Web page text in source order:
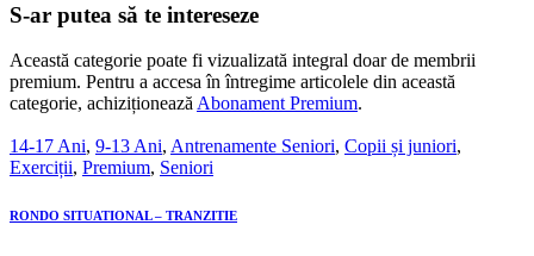
S-ar putea să te intereseze
Această categorie poate fi vizualizată integral doar de membrii
premium. Pentru a accesa în întregime articolele din această
categorie, achiziționeazăAbonament Premium.
14-17 Ani, 9-13 Ani, Antrenamente Seniori, Copii și juniori,
Exerciții, Premium, Seniori
RONDO SITUATIONAL – TRANZITIE